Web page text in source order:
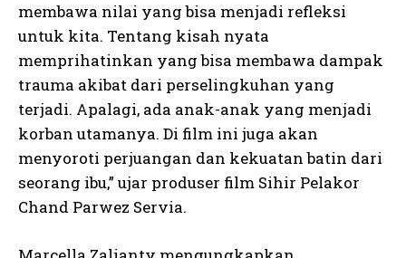
membawa nilai yang bisa menjadi refleksi
untuk kita. Tentang kisah nyata
memprihatinkan yang bisa membawa dampak
trauma akibat dari perselingkuhan yang
terjadi. Apalagi, ada anak-anak yang menjadi
korban utamanya. Di film ini juga akan
menyoroti perjuangan dan kekuatan batin dari
seorang ibu,” ujar produser film Sihir Pelakor
Chand Parwez Servia.